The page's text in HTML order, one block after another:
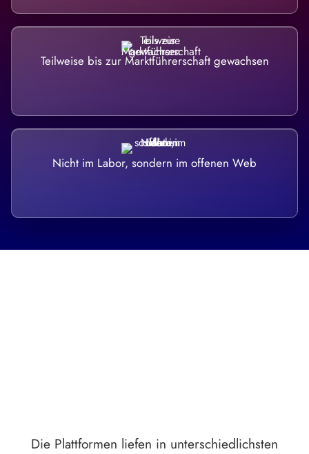
Teilweise bis zur Marktführerschaft gewachsen
Nicht im Labor, sondern im offenen Web
Die Plattformen liefen in unterschiedlichsten